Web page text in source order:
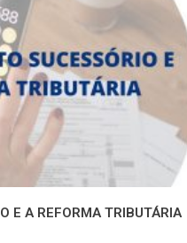
E A REFORMA TRIBUTÁRIA